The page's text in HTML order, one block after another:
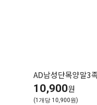
AD남성단목양말3
10,900원
(1개당 10,900원)